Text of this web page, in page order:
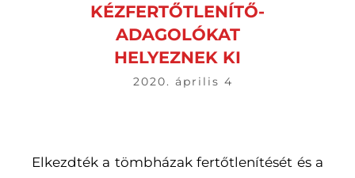
KÉZFERTŐTLENÍTŐ-
ADAGOLÓKAT
HELYEZNEK KI
2020. április 4
Elkezdték a tömbházak fertőtlenítését és a